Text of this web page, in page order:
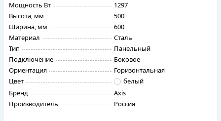
Мощность Вт
1297
Высота, мм
500
Ширина, мм
600
Материал
Сталь
Тип
Панельный
Подключение
Боковое
Ориентация
Горизонтальная
Цвет
белый
Бренд
Axis
Производитель
Россия